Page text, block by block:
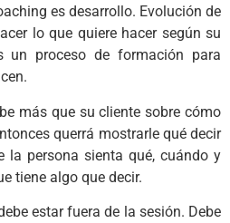
es desarrollo. Evolución de
lo que quiere hacer según su
un proceso de formación para
más que su cliente sobre cómo
querrá mostrarle qué decir
la persona sienta qué, cuándo y
tiene algo que decir.
estar fuera de la sesión. Debe